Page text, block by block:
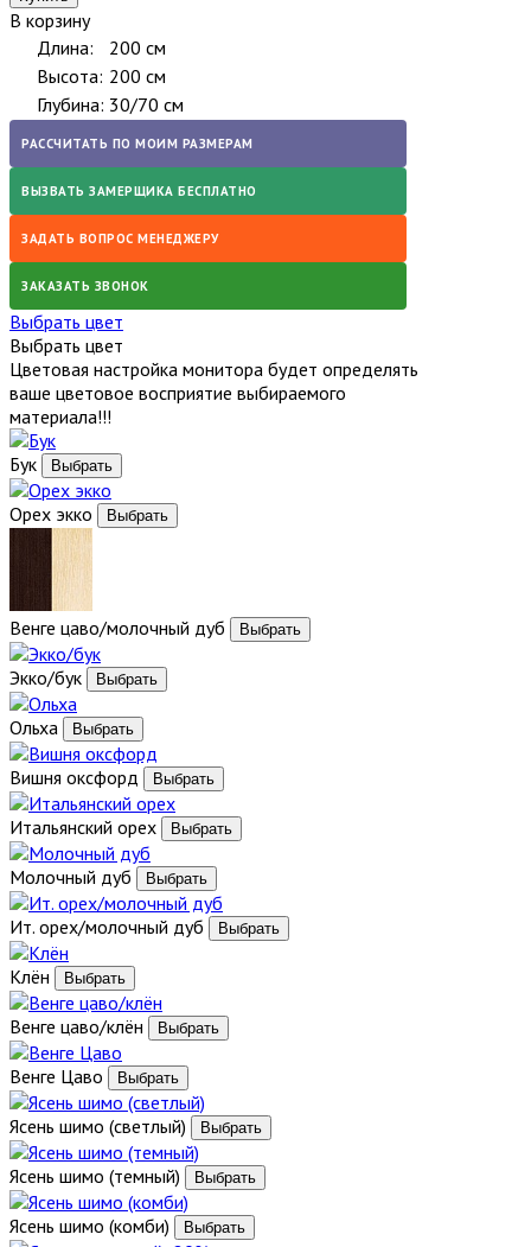
В корзину
Длина:
200 см
Высота: 200 см
Глубина: 30/70 см
РАССЧИТАТЬ ПО МОИМ РАЗМЕРАМ
ВЫЗВАТЬ ЗАМЕРЩИКА БЕСПЛАТНО
ЗАДАТЬ ВОПРОС МЕНЕДЖЕРУ
ЗАКАЗАТЬ ЗВОНОК
Выбрать цвет
Выбрать цвет
Цветовая настройка монитора будет определять
ваше цветовое восприятие выбираемого
материала!!!
Бук
Орех экко
Венге цаво/молочный дуб
Экко/бук
Ольха
Вишня оксфорд
Итальянский орех
Молочный дуб
Ит. орех/молочный дуб
Клён
Венге цаво/клён
Венге Цаво
Ясень шимо (светлый)
Ясень шимо (темный)
Ясень шимо (комби)